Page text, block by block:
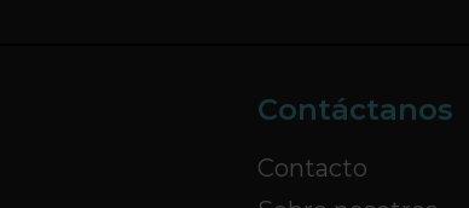
Contáctanos
Contacto